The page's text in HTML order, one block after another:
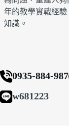
年的教學實戰經
知識。
0935-884-987
w681223